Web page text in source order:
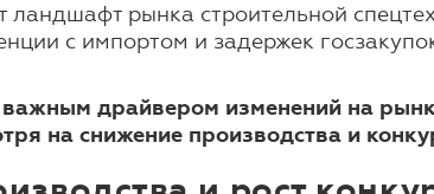
рынка строительной
с импортом и задержек
драйвером изменений на
на снижение производства и